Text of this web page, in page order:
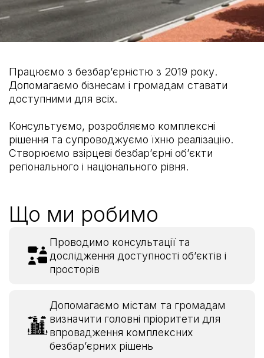
Безбар’єрність
Працюємо з безбар’єрністю з 2019 року.
Допомагаємо бізнесам і громадам ставати
доступними для всіх.
Консультуємо, розробляємо комплексні
рішення та супроводжуємо їхню реалізацію.
Створюємо взірцеві безбарʼєрні обʼєкти
регіонального і національного рівня.
Що ми робимо
Проводимо консультації та
дослідження доступності об’єктів і
просторів
Допомагаємо містам та громадам
визначити головні пріоритети для
впровадження комплексних
безбарʼєрних рішень